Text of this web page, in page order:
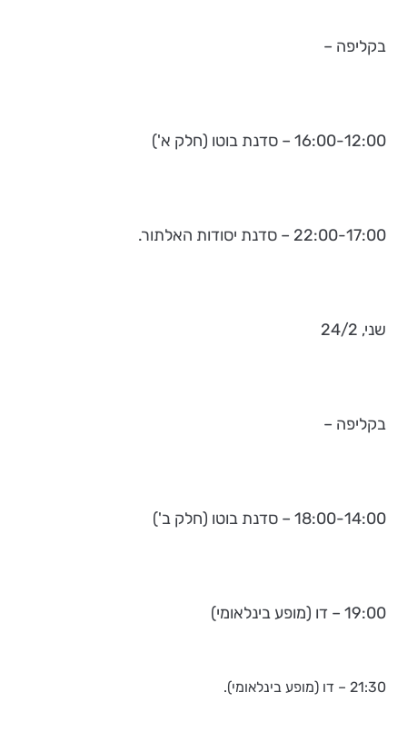
בקליפה –
16:00-12:00 – סדנת בוטו (חלק א')
22:00-17:00 – סדנת יסודות האלתור.
שני, 24/2
בקליפה –
18:00-14:00 – סדנת בוטו (חלק ב')
19:00 – דו (מופע בינלאומי)
21:30 – דו (מופע בינלאומי).